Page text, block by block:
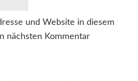
und Website in diesem
nächsten Kommentar